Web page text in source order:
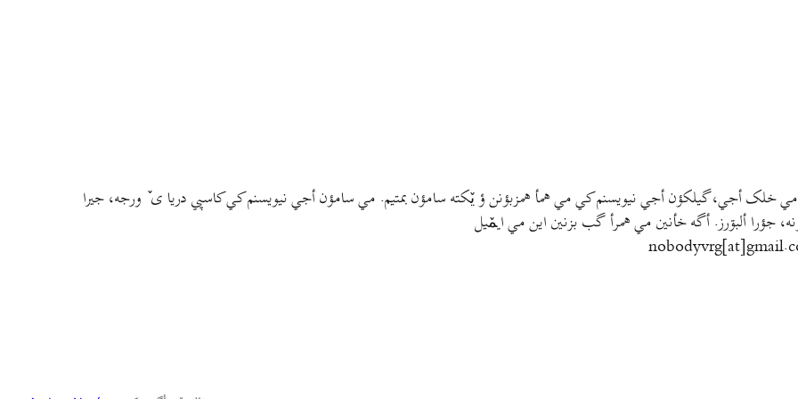
مي خلک أجي، گيلکؤن أجي نيويسنم کي مي همأ همزبؤنن ؤ يٚکته سامؤن بمتيم. مي سامؤن أجي نيويسنم کي کاسپي دريا ی ٚ ورجه، جيرا
جؤرا ألبۊرز. أگه خأنين مي همرأ گب بزنين اين مي ايمٚیل‌